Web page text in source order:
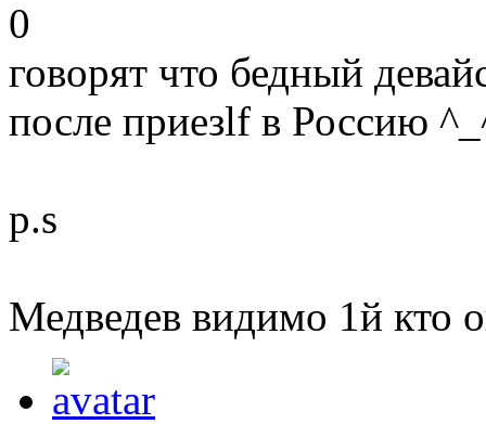
0
говорят что бедный
после приезlf в Россию
p.s
Медведев видимо 1й кто